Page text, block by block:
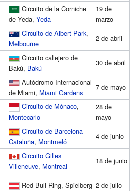
Circuito de la Corniche
de Yeda, Yeda
19 de
marzo
Circuito de Albert Park,
Melbourne
2 de abril
Circuito callejero de
Bakú, Bakú
30 de abril
Autódromo Internacional
de Miami, Miami Gardens
7 de mayo
Circuito de Mónaco,
Montecarlo
28 de
mayo
Circuito de Barcelona-
Cataluña, Montmeló
4 de junio
Circuito Gilles
Villeneuve, Montreal
18 de junio
Red Bull Ring, Spielberg 2 de julio